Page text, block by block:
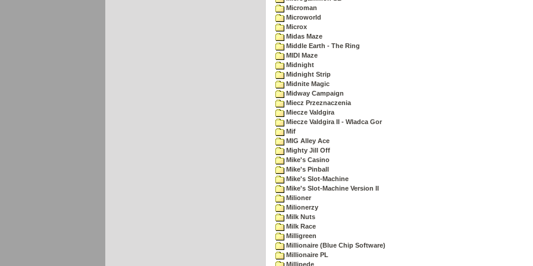
Microman
Microworld
Microx
Midas Maze
Middle Earth - The Ring
MIDI Maze
Midnight
Midnight Strip
Midnite Magic
Midway Campaign
Miecz Przeznaczenia
Miecze Valdgira
Miecze Valdgira II - Wladca Gor
Mif
MIG Alley Ace
Mighty Jill Off
Mike's Casino
Mike's Pinball
Mike's Slot-Machine
Mike's Slot-Machine Version II
Milioner
Milionerzy
Milk Nuts
Milk Race
Milligreen
Millionaire (Blue Chip Software)
Millionaire PL
Millipede